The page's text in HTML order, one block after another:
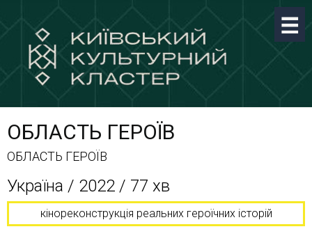
ОБЛАСТЬ ГЕРОЇВ
ОБЛАСТЬ ГЕРОЇВ
Україна / 2022 / 77 хв
кінореконструкція реальних героїчних історій